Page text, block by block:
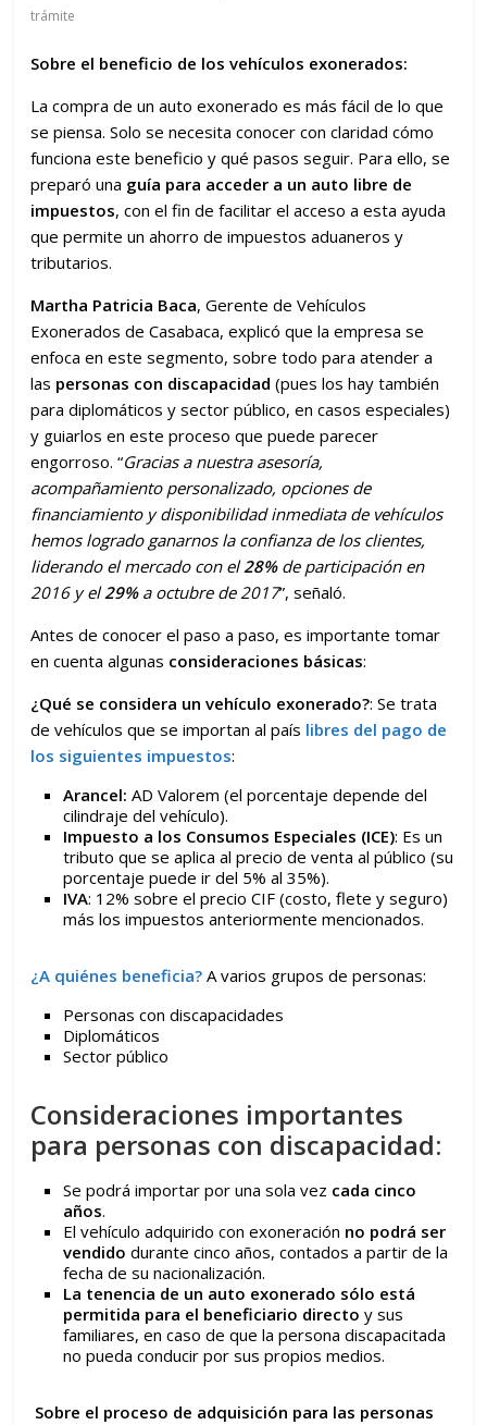
trámite
Sobre el beneficio de los vehículos exonerados:
La compra de un auto exonerado es más fácil de lo que
se piensa. Solo se necesita conocer con claridad cómo
funciona este beneficio y qué pasos seguir. Para ello, se
preparó una guía para acceder a un auto libre de
impuestos, con el fin de facilitar el acceso a esta ayuda
que permite un ahorro de impuestos aduaneros y
tributarios.
Martha Patricia Baca, Gerente de Vehículos
Exonerados de Casabaca, explicó que la empresa se
enfoca en este segmento, sobre todo para atender a
las personas con discapacidad (pues los hay también
para diplomáticos y sector público, en casos especiales)
y guiarlos en este proceso que puede parecer
engorroso. “Gracias a nuestra asesoría,
acompañamiento personalizado, opciones de
financiamiento y disponibilidad inmediata de vehículos
hemos logrado ganarnos la confianza de los clientes,
liderando el mercado con el28%de participación en
2016 y el29%a octubre de 2017”, señaló.
Antes de conocer el paso a paso, es importante tomar
en cuenta algunas consideraciones básicas:
¿Qué se considera un vehículo exonerado?: Se trata
de vehículos que se importan al país libres del pago de
los siguientes impuestos:
Arancel:AD Valorem (el porcentaje depende del
cilindraje del vehículo).
Impuesto a los Consumos Especiales (ICE): Es un
tributo que se aplica al precio de venta al público (su
porcentaje puede ir del 5% al 35%).
IVA: 12% sobre el precio CIF (costo, flete y seguro)
más los impuestos anteriormente mencionados.
¿A quiénes beneficia?A varios grupos de personas:
Personas con discapacidades
Diplomáticos
Sector público
Consideraciones importantes
para personas con discapacidad:
Se podrá importar por una sola vez cada cinco
años.
El vehículo adquirido con exoneración no podrá ser
vendido durante cinco años, contados a partir de la
fecha de su nacionalización.
La tenencia de un auto exonerado sólo está
permitida para el beneficiario directo y sus
familiares, en caso de que la persona discapacitada
no pueda conducir por sus propios medios.
Sobre el proceso de adquisición para las personas